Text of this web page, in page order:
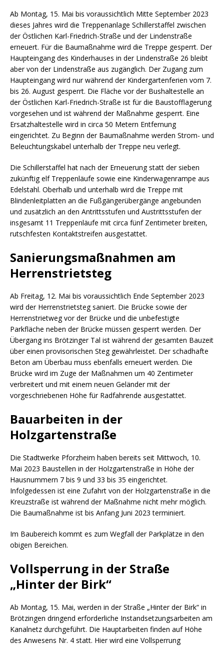
Ab Montag, 15. Mai bis voraussichtlich Mitte September 2023
dieses Jahres wird die Treppenanlage Schillerstaffel zwischen
der Östlichen Karl-Friedrich-Straße und der Lindenstraße
erneuert. Für die Baumaßnahme wird die Treppe gesperrt. Der
Haupteingang des Kinderhauses in der Lindenstraße 26 bleibt
aber von der Lindenstraße aus zugänglich. Der Zugang zum
Haupteingang wird nur während der Kindergartenferien vom 7.
bis 26. August gesperrt. Die Fläche vor der Bushaltestelle an
der Östlichen Karl-Friedrich-Straße ist für die Baustofflagerung
vorgesehen und ist während der Maßnahme gesperrt. Eine
Ersatzhaltestelle wird in circa 50 Metern Entfernung
eingerichtet. Zu Beginn der Baumaßnahme werden Strom- und
Beleuchtungskabel unterhalb der Treppe neu verlegt.
Die Schillerstaffel hat nach der Erneuerung statt der sieben
zukünftig elf Treppenläufe sowie eine Kinderwagenrampe aus
Edelstahl. Oberhalb und unterhalb wird die Treppe mit
Blindenleitplatten an die Fußgängerübergänge angebunden
und zusätzlich an den Antrittsstufen und Austrittsstufen der
insgesamt 11 Treppenläufe mit circa fünf Zentimeter breiten,
rutschfesten Kontaktstreifen ausgestattet.
Sanierungsmaßnahmen am
Herrenstrietsteg
Ab Freitag, 12. Mai bis voraussichtlich Ende September 2023
wird der Herrenstrietsteg saniert. Die Brücke sowie der
Herrenstrietweg vor der Brücke und die unbefestigte
Parkfläche neben der Brücke müssen gesperrt werden. Der
Übergang ins Brötzinger Tal ist während der gesamten Bauzeit
über einen provisorischen Steg gewährleistet. Der schadhafte
Beton am Überbau muss ebenfalls erneuert werden. Die
Brücke wird im Zuge der Maßnahmen um 40 Zentimeter
verbreitert und mit einem neuen Geländer mit der
vorgeschriebenen Höhe für Radfahrende ausgestattet.
Bauarbeiten in der
Holzgartenstraße
Die Stadtwerke Pforzheim haben bereits seit Mittwoch, 10.
Mai 2023 Baustellen in der Holzgartenstraße in Höhe der
Hausnummern 7 bis 9 und 33 bis 35 eingerichtet.
Infolgedessen ist eine Zufahrt von der Holzgartenstraße in die
Kreuzstraße ist während der Maßnahme nicht mehr möglich.
Die Baumaßnahme ist bis Anfang Juni 2023 terminiert.
Im Baubereich kommt es zum Wegfall der Parkplätze in den
obigen Bereichen.
Vollsperrung in der Straße
„Hinter der Birk“
Ab Montag, 15. Mai, werden in der Straße „Hinter der Birk“ in
Brötzingen dringend erforderliche Instandsetzungsarbeiten am
Kanalnetz durchgeführt. Die Hauptarbeiten finden auf Höhe
des Anwesens Nr. 4 statt. Hier wird eine Vollsperrung